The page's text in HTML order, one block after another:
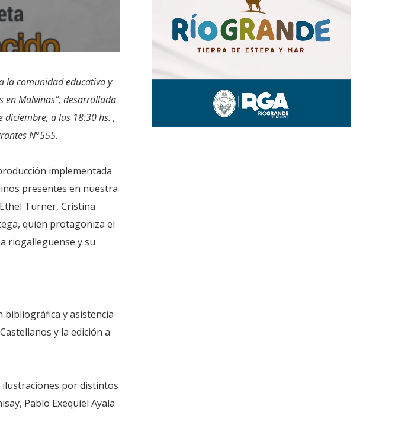
la comunidad educativa y
en Malvinas”, desarrollada
diciembre, a las 18:30 hs. ,
N°555.
implementada
presentes en nuestra
Turner, Cristina
quien protagoniza el
riogalleguense y su
y asistencia
y la edición a
ilustraciones por distintos
Pablo Exequiel Ayala